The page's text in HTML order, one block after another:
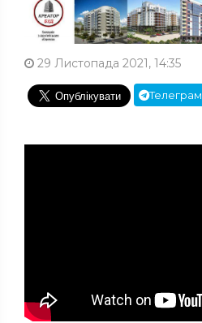
29 Листопада 2021, 14:35
Телеграм